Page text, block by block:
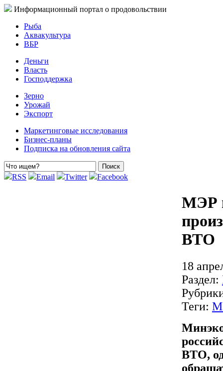
Информационный портал о продовольствии
Рыба
Аквакультура
ВБР
Деньги
Власть
Господдержка
Зерно
Урожай
Экспорт
Маркетинговые исследования
Бизнес-планы
Подписка на обновления сайта
RSS Email Twitter Facebook
МЭР
ВТО
18
Раздел:
Теги:
ВТО,